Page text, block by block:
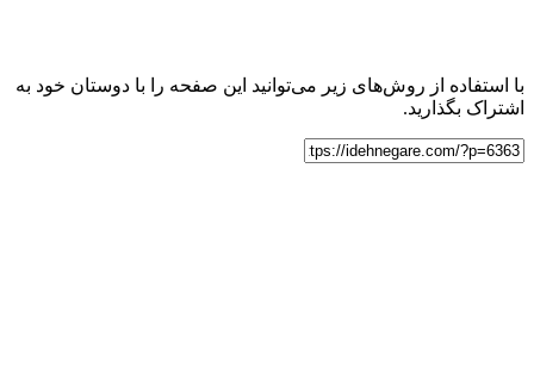
با استفاده از روش‌های زیر می‌توانید این صفحه را با دوستان خود به
اشتراک بگذارید.